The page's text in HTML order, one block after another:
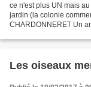
ce n'est plus UN mais
jardin (la colonie
CHARDONNERET Un
Les oiseaux